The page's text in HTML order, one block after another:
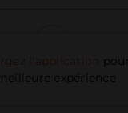
E-mail
meilleure expérience